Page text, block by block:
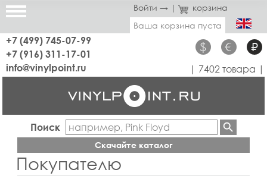
Войти → |
корзина
Ваша корзина пуста
+7 (499) 745-07-99
+7 (916) 311-17-01
$ € ₽
info@vinylpoint.ru | 7402 товара |
Поиск
Скачайте каталог
Покупателю